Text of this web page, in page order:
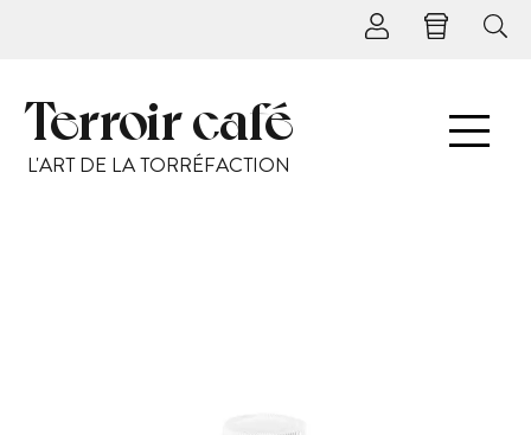
Terroir café
L'ART DE LA TORRÉFACTION